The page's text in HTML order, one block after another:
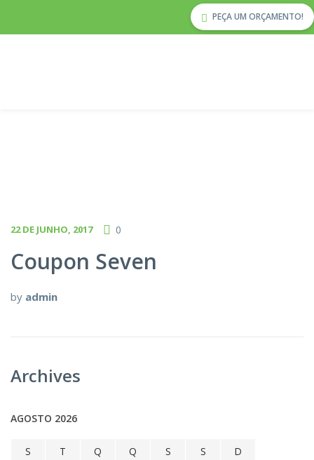
PEÇA UM ORÇAMENTO!
22 DE JUNHO, 2017 0
Coupon Seven
by admin
Archives
AGOSTO 2026
S T Q Q S S
D